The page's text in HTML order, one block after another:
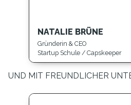
NATALIE BRÜNE
Gründerin & CEO
Startup Schule / Capskeeper
UND MIT FREUNDLICHER